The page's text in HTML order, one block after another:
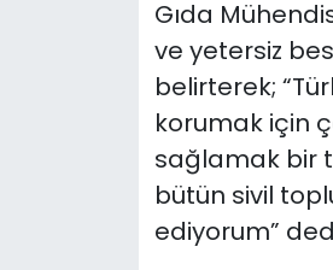
Gıda
ve yetersiz
belirterek;
korumak için
sağlamak bir
bütün sivil
ediyorum”